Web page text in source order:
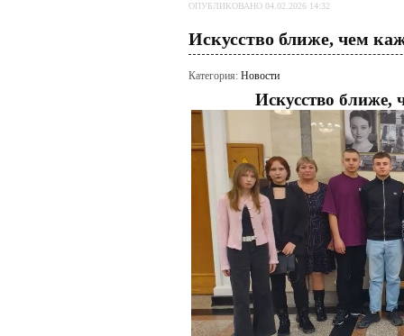
ОПУБЛИКОВАНО 04.02.2026 14:32
Искусство ближе, чем
Категория: Новости
Искусство ближе,